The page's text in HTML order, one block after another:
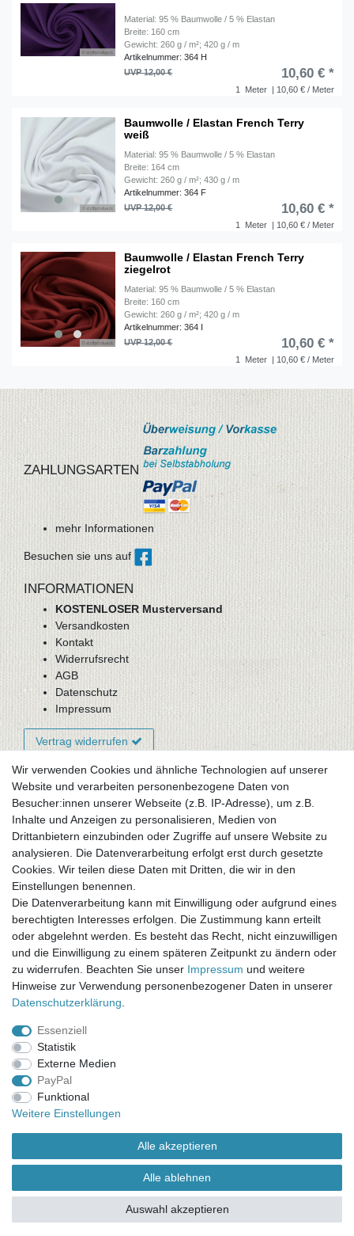
Material: 95 % Baumwolle / 5 % Elastan
Breite: 160 cm
Gewicht: 260 g / m²; 420 g / m
Artikelnummer: 364 H
1 Meter | 10,60 € / Meter
UVP 12,00 € 10,60 € *
Baumwolle / Elastan French Terry
weiß
Material: 95 % Baumwolle / 5 % Elastan
Breite: 164 cm
Gewicht: 260 g / m²; 430 g / m
Artikelnummer: 364 F
1 Meter | 10,60 € / Meter
UVP 12,00 € 10,60 € *
Baumwolle / Elastan French Terry
ziegelrot
Material: 95 % Baumwolle / 5 % Elastan
Breite: 160 cm
Gewicht: 260 g / m²; 420 g / m
Artikelnummer: 364 I
1 Meter | 10,60 € / Meter
UVP 12,00 € 10,60 € *
ZAHLUNGSARTEN
mehr Informationen
Besuchen sie uns auf
INFORMATIONEN
KOSTENLOSER Musterversand
Versandkosten
Kontakt
Widerrufsrecht
AGB
Datenschutz
Impressum
Vertrag widerrufen
Newsletter-Anmeldung
FAQ / Fragen
Mein Warenkorb
Mein Merkzettel
Mein Konto
UNSER LADENGESCHÄFT
Gottlieb-Daimler-Str. 10
33334 Gütersloh
ÖFFNUNGSZEITEN
Montag - Dienstag: 8.00 - 18.00 Uhr, Mittwoch Ruhetag,
Donnerstag: 8.00 - 18.00 Uhr, Freitag 8.00 - 14.00 Uhr
KUNDENSERVICE
Telefon: (05241) 403 22 38
E-Mail: info@stoffamstueck.de
Alle Preise inklusive gesetzlicher Mehrwertsteuer und
zuzüglichVersandkosten. * Pflichtfeld
Wir verwenden Cookies und ähnliche Technologien auf unserer
Website und verarbeiten personenbezogene Daten von
Besucher:innen unserer Webseite (z.B. IP-Adresse), um z.B.
Inhalte und Anzeigen zu personalisieren, Medien von
Drittanbietern einzubinden oder Zugriffe auf unsere Website zu
analysieren. Die Datenverarbeitung erfolgt erst durch gesetzte
Cookies. Wir teilen diese Daten mit Dritten, die wir in den
Einstellungen benennen.
Die Datenverarbeitung kann mit Einwilligung oder aufgrund eines
berechtigten Interesses erfolgen. Die Zustimmung kann erteilt
oder abgelehnt werden. Es besteht das Recht, nicht einzuwilligen
und die Einwilligung zu einem späteren Zeitpunkt zu ändern oder
zu widerrufen. Beachten Sie unser Impressum und weitere
Hinweise zur Verwendung personenbezogener Daten in unserer
Daten­schutz­erklärung
Essenziell
Statistik
Externe Medien
PayPal
Funktional
Weitere Einstellungen
Alle akzeptieren
Alle ablehnen
Auswahl akzeptieren